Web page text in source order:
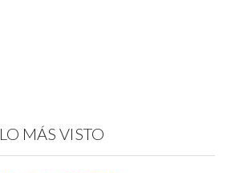
LO MÁS VISTO